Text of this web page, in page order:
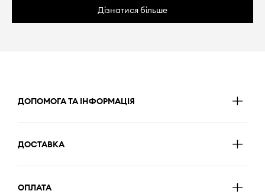
Дізнатися більше
ДОПОМОГА ТА ІНФОРМАЦІЯ
ДОСТАВКА
ОПЛАТА